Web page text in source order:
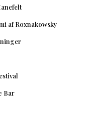
af Roxnakowsky
Bar